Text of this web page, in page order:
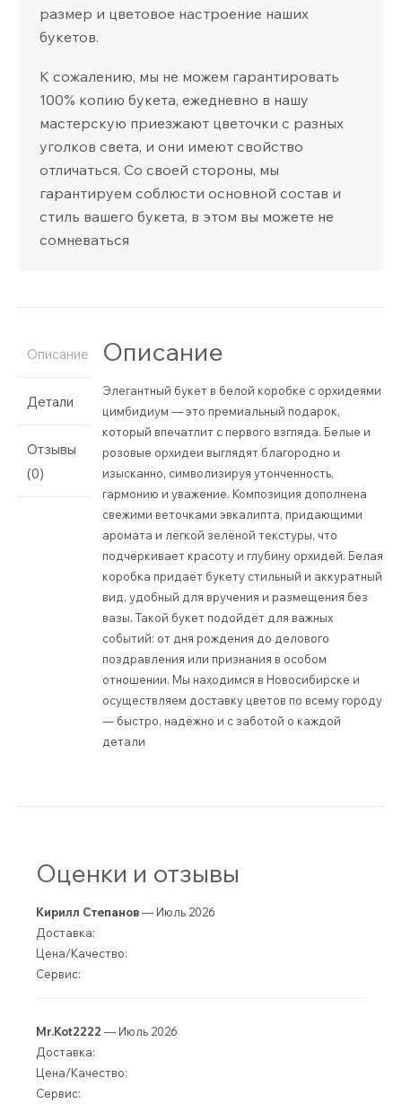
размер и цветовое настроение наших
букетов.
К сожалению, мы не можем гарантировать
100% копию букета, ежедневно в нашу
мастерскую приезжают цветочки с разных
уголков света, и они имеют свойство
отличаться. Со своей стороны, мы
гарантируем соблюсти основной состав и
стиль вашего букета, в этом вы можете не
сомневаться
Описание
Детали
Отзывы
(0)
Описание
Элегантный букет в белой коробке с орхидеями
цимбидиум — это премиальный подарок,
который впечатлит с первого взгляда. Белые и
розовые орхидеи выглядят благородно и
изысканно, символизируя утонченность,
гармонию и уважение. Композиция дополнена
свежими веточками эвкалипта, придающими
аромата и лёгкой зелёной текстуры, что
подчёркивает красоту и глубину орхидей. Белая
коробка придаёт букету стильный и аккуратный
вид, удобный для вручения и размещения без
вазы. Такой букет подойдёт для важных
событий: от дня рождения до делового
поздравления или признания в особом
отношении. Мы находимся в Новосибирске и
осуществляем доставку цветов по всему городу
— быстро, надёжно и с заботой о каждой
детали
Оценки и отзывы
Кирилл Степанов— Июль 2026
Доставка:
Цена/Качество:
Сервис:
Mr.Kot2222 — Июль 2026
Доставка:
Цена/Качество:
Сервис: